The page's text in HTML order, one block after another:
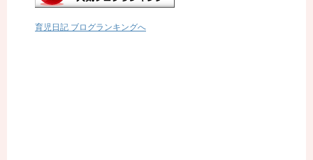
育児日記 ブログランキングへ